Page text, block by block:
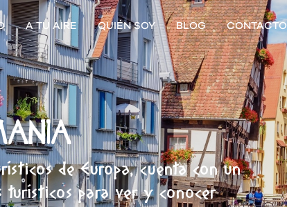
A TU AIRE QUIÉN SOY BLOG CONTACTO
de Europa, cuenta con un
turísticos para ver y conocer